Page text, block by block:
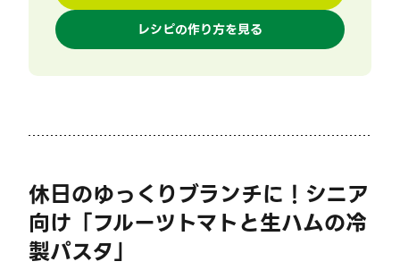
レシピの作り方を見る
休日のゆっくりブランチに！シニア
向け「フルーツトマトと生ハムの冷
製パスタ」